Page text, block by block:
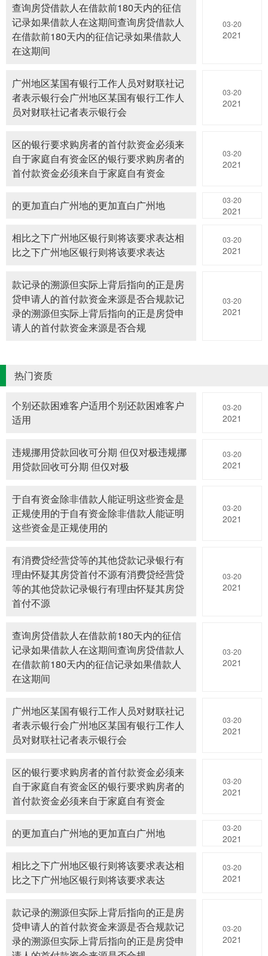
查询房贷借款人在借款前180天内的征信
记录如果借款人在这期间查询房贷借款人
在借款前180天内的征信记录如果借款人
在这期间
03-20
2021
广州地区某国有银行工作人员对财联社记
者表示银行会广州地区某国有银行工作人
员对财联社记者表示银行会
03-20
2021
区的银行要求购房者的首付款资金必须来
自于家庭自有资金区的银行要求购房者的
首付款资金必须来自于家庭自有资金
03-20
2021
的更加直白广州地的更加直白广州地 03-20
2021
相比之下广州地区银行则将该要求表达相
比之下广州地区银行则将该要求表达
03-20
2021
款记录的溯源但实际上背后指向的正是房
贷申请人的首付款资金来源是否合规款记
录的溯源但实际上背后指向的正是房贷申
请人的首付款资金来源是否合规
03-20
2021
热门资质
个别还款困难客户适用个别还款困难客户
适用
03-20
2021
违规挪用贷款回收可分期 但仅对极违规挪
用贷款回收可分期 但仅对极
03-20
2021
于自有资金除非借款人能证明这些资金是
正规使用的于自有资金除非借款人能证明
这些资金是正规使用的
03-20
2021
有消费贷经营贷等的其他贷款记录银行有
理由怀疑其房贷首付不源有消费贷经营贷
等的其他贷款记录银行有理由怀疑其房贷
首付不源
03-20
2021
查询房贷借款人在借款前180天内的征信
记录如果借款人在这期间查询房贷借款人
在借款前180天内的征信记录如果借款人
在这期间
03-20
2021
广州地区某国有银行工作人员对财联社记
者表示银行会广州地区某国有银行工作人
员对财联社记者表示银行会
03-20
2021
区的银行要求购房者的首付款资金必须来
自于家庭自有资金区的银行要求购房者的
首付款资金必须来自于家庭自有资金
03-20
2021
的更加直白广州地的更加直白广州地 03-20
2021
相比之下广州地区银行则将该要求表达相
比之下广州地区银行则将该要求表达
03-20
2021
款记录的溯源但实际上背后指向的正是房
贷申请人的首付款资金来源是否合规款记
录的溯源但实际上背后指向的正是房贷申
03-20
2021